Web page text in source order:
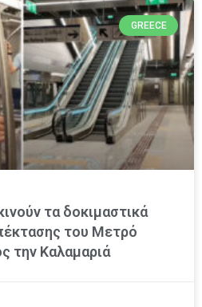
GREECE
τα δοκιμαστικά
του Μετρό
την Καλαμαριά